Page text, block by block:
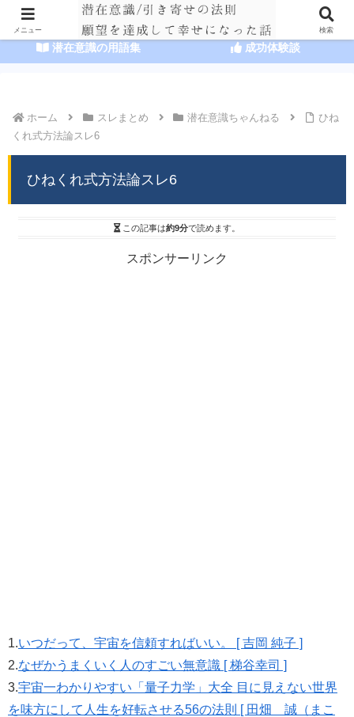
HOME 潜在意識の達人まとめ
潜在意識の用語集 成功体験談
ホーム スレまとめ 潜在意識ちゃんねる
ひね
くれ式方法論スレ6
ひねくれ式方法論スレ6
この記事は約9分で読めます。
スポンサーリンク
1.いつだって、宇宙を信頼すればいい。 [ 吉岡 純子 ]
2.なぜかうまくいく人のすごい無意識 [ 梯谷幸司 ]
3.宇宙一わかりやすい「量子力学」大全 目に見えない世界
を味方にして人生を好転させる56の法則 [ 田畑 誠（まこ
メニュー 検索